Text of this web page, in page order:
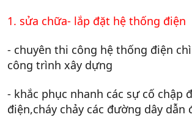
1. sửa chữa- lắp đặt hệ thống điện
- chuyên thi công hệ thống điện
công trình xây dựng
- khắc phục nhanh các sự cố chập
điện,cháy chảy các đường dây dẫn